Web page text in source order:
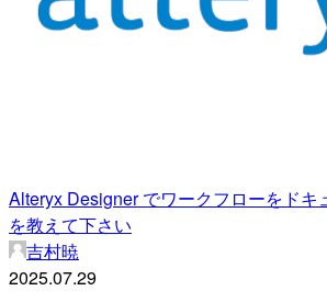
Alteryx Designer でワークフローをドキ
を教えて下さい
吉村暁
2025.07.29